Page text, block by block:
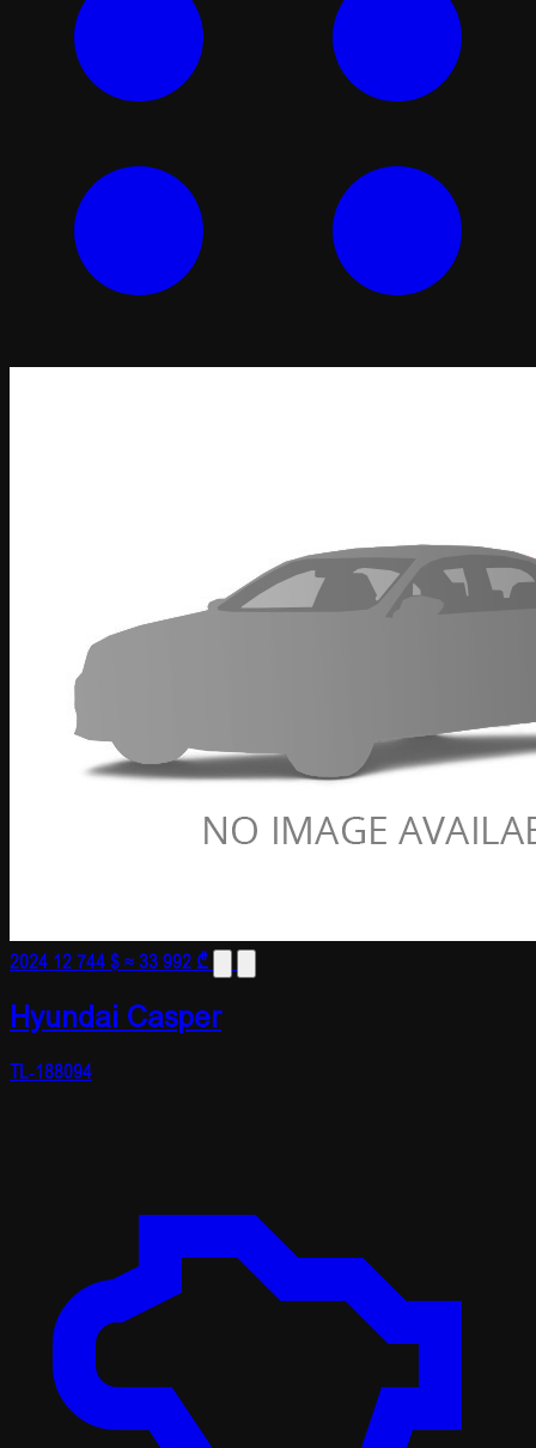
2024 12 744 $≈ 33 992 ₾
Hyundai Casper
TL-188094